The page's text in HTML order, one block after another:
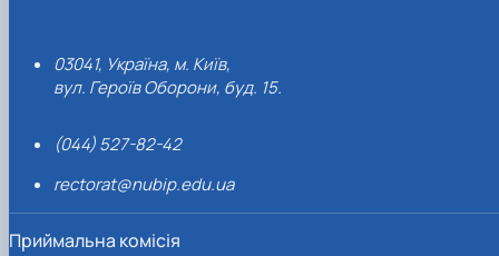
03041, Україна, м. Київ,
вул. Героїв Оборони, буд. 15.
(044) 527-82-42
rectorat@nubip.edu.ua
Приймальна комісія